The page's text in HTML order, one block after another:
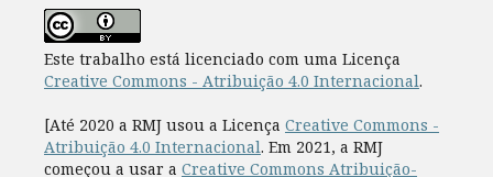
Este trabalho está licenciado com uma Licença
Creative Commons - Atribuição 4.0 Internacional.
[Até 2020 a RMJ usou a Licença Creative Commons -
Atribuição 4.0 Internacional. Em 2021, a RMJ
começou a usar a Creative Commons Atribuição-